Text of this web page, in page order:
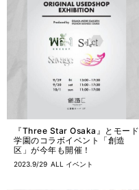
『Three Star Osaka』とモード
学園のコラボイベント「創造
区」が今年も開催！
2023.9/29 ALL イベント